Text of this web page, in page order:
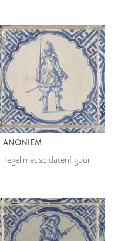
ANONIEM
Tegel met soldatenfiguur